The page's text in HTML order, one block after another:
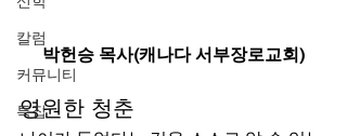
칼럼
커뮤니티
특집
박헌승 목사(캐나다 서부장로교회)
영원한 청춘